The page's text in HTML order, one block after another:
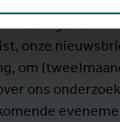
onze algemene
onze
om
ons